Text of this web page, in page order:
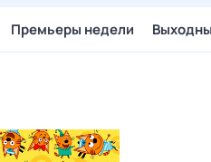
Премьеры недели